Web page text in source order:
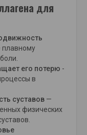
для
плавному
его потерю -
в
суставов —
физических